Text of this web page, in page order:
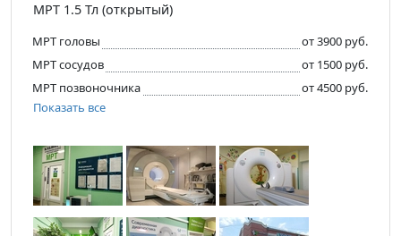
МРТ 1.5 Тл (открытый)
МРТ головы
от 3900 руб.
МРТ сосудов
от 1500 руб.
МРТ позвоночника
от 4500 руб.
Показать все